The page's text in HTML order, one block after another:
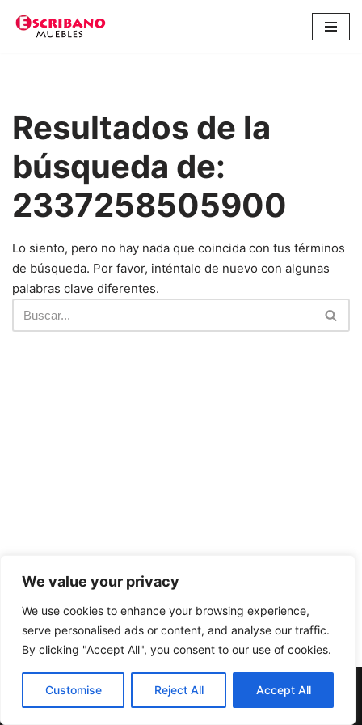
We value your privacy
We use cookies to enhance your browsing experience,
serve personalised ads or content, and analyse our traffic.
By clicking "Accept All", you consent to our use of cookies.
Customise Reject All Accept All
Resultados de la
búsqueda de:
2337258505900
Lo siento, pero no hay nada que coincida con tus términos
de búsqueda. Por favor, inténtalo de nuevo con algunas
palabras clave diferentes.
| Telf:957137396 | 14412 Pedroche (Córdoba)